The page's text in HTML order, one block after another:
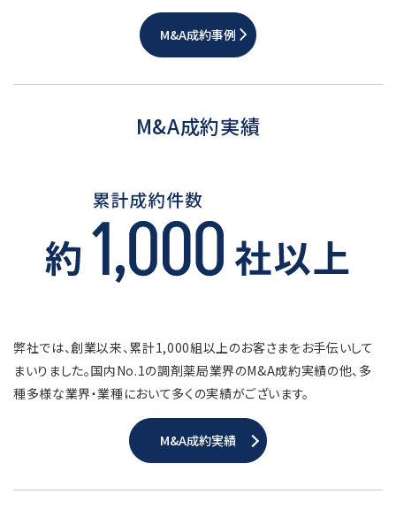
M&A成約事例
M&A成約実績
弊社では、創業以来、累計1,000組以上のお客さまをお手伝いして
まいりました。国内No.1の調剤薬局業界のM&A成約実績の他、多
種多様な業界・業種において多くの実績がございます。
M&A成約実績